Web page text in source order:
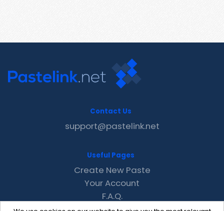
Contact Us
support@pastelink.net
Useful Pages
Create New Paste
Your Account
F.A.Q.